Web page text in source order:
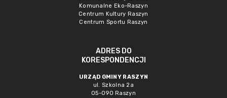
Komunalne Eko-Raszyn
Centrum Kultury Raszyn
Centrum Sportu Raszyn
ADRES DO
KORESPONDENCJI
URZĄD GMINY RASZYN
ul. Szkolna 2a
05-090 Raszyn